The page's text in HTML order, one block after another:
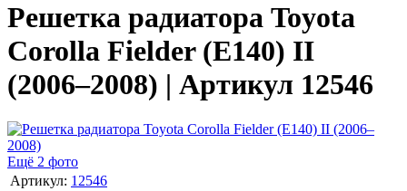
Решетка радиатора Toyota
Corolla Fielder (E140) II
(2006–2008) | Артикул 12546
Ещё 2 фото
Артикул: 12546